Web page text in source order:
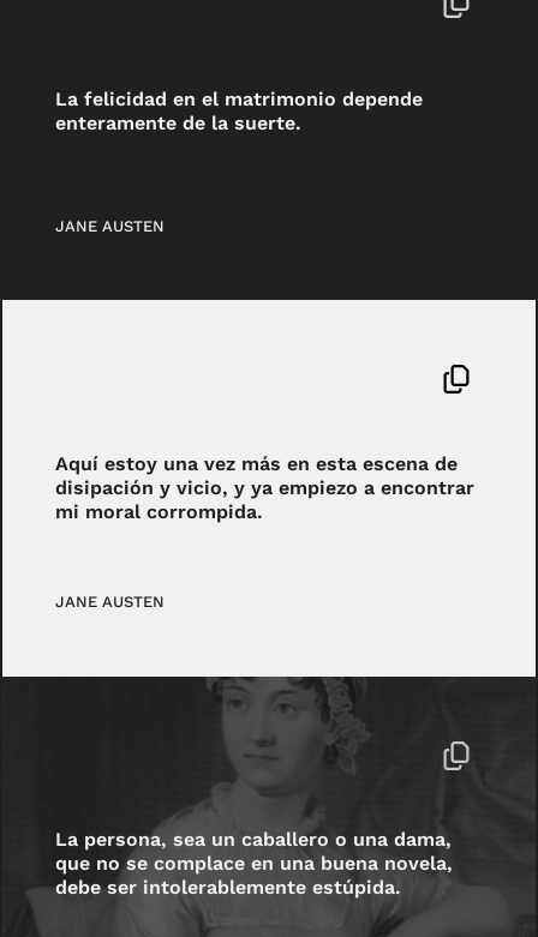
La felicidad en el matrimonio depende
enteramente de la suerte.
JANE AUSTEN
Aquí estoy una vez más en esta escena de
disipación y vicio, y ya empiezo a encontrar
mi moral corrompida.
JANE AUSTEN
La persona, sea un caballero o una dama,
que no se complace en una buena novela,
debe ser intolerablemente estúpida.